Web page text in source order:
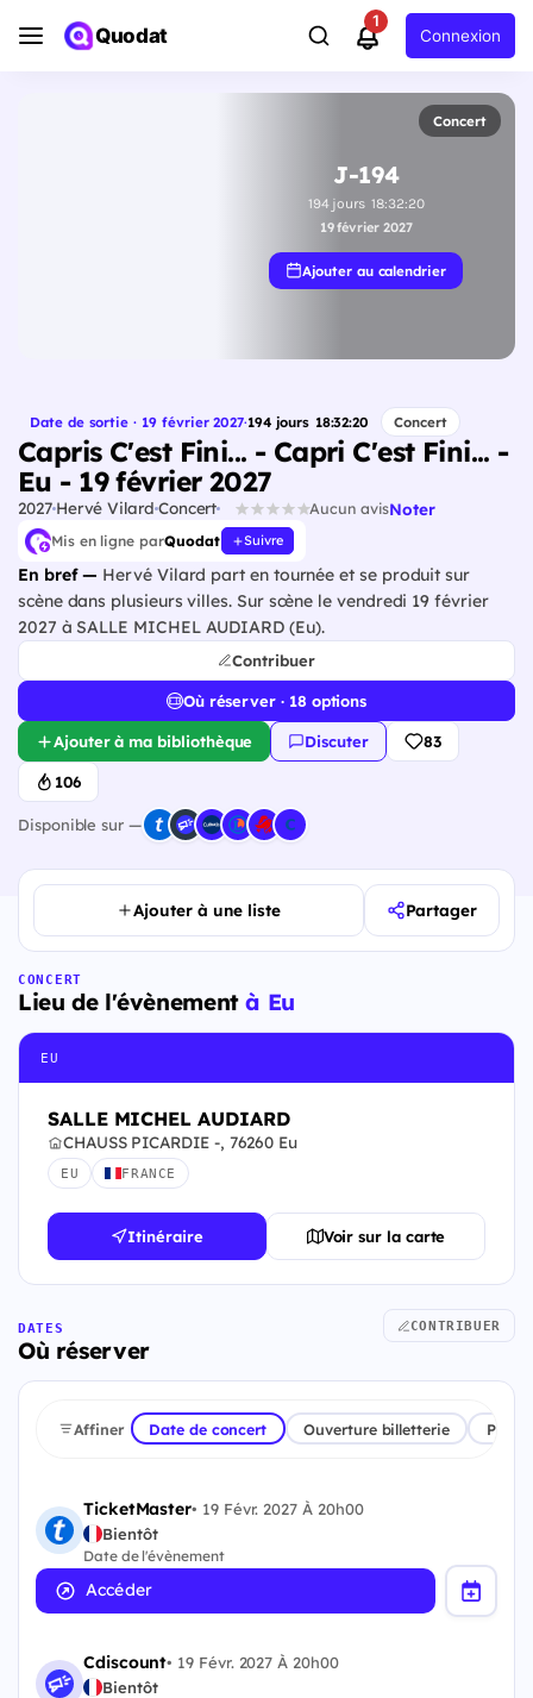
Quodat
1
Connexion
Concert
J-194
194 jours 18:32:19
19 février 2027
Ajouter au calendrier
Date de sortie · 19 février 2027·194jours 18:32:19 Concert
Capris C'est Fini... - Capri C'est Fini... -
Eu - 19 février 2027
2027Hervé Vilard Concert Aucun avisNoter
Mis en ligne parQuodat Suivre
En bref — Hervé Vilard part en tournée et se produit sur
scène dans plusieurs villes. Sur scène le vendredi 19 février
2027 à SALLE MICHEL AUDIARD (Eu).
Contribuer
Où réserver · 18 options
Ajouter à ma bibliothèque Discuter 83
106
Disponible sur —
Ajouter à une liste Partager
CONCERT
Lieu de l'évènementà Eu
EU
SALLE MICHEL AUDIARD
CHAUSS PICARDIE -, 76260 Eu
EU FRANCE
Itinéraire Voir sur la carte
DATES
Où réserver
CONTRIBUER
Affiner Date de concert Ouverture billetterie
TicketMaster• 19 Févr. 2027 À 20h00
Bientôt
Date de l'évènement
Accéder
Cdiscount• 19 Févr. 2027 À 20h00
Bientôt